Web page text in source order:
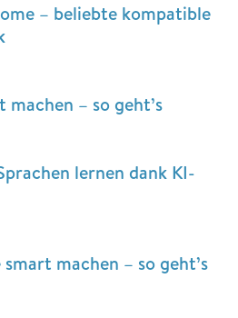
– beliebte kompatible
– so geht’s
lernen dank KI-
machen – so geht’s